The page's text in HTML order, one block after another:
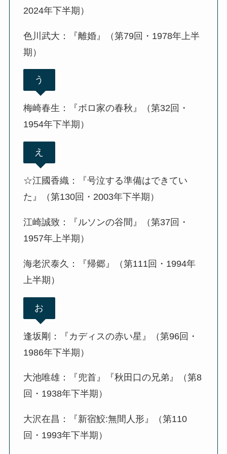
2024年下半期）
色川武大：『離婚』（第79回・1978年上半
期）
う
梅崎春生：『ボロ家の春秋』（第32回・
1954年下半期）
え
☆江國香織：『号泣する準備はできてい
た』（第130回・2003年下半期）
江崎誠致：『ルソンの谷間』（第37回・
1957年上半期）
海老沢泰久：『帰郷』（第111回・1994年
上半期）
お
逢坂剛：『カディスの赤い星』（第96回・
1986年下半期）
大池唯雄：『兜首』『秋田口の兄弟』（第8
回・1938年下半期）
大沢在昌：『新宿鮫:無間人形』（第110
回・1993年下半期）